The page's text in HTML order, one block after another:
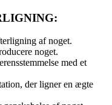
af noget.
noget.
med et
der ligner en ægte